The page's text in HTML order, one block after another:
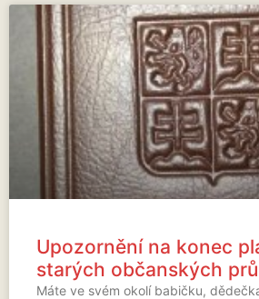
Upozornění na konec
starých občanských
Máte ve svém okolí babičku,